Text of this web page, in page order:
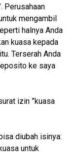
Perusahaan
mengambil
halnya Anda
kuasa kepada
Terserah Anda
ke saya
izin ”kuasa
diubah isinya:
untuk